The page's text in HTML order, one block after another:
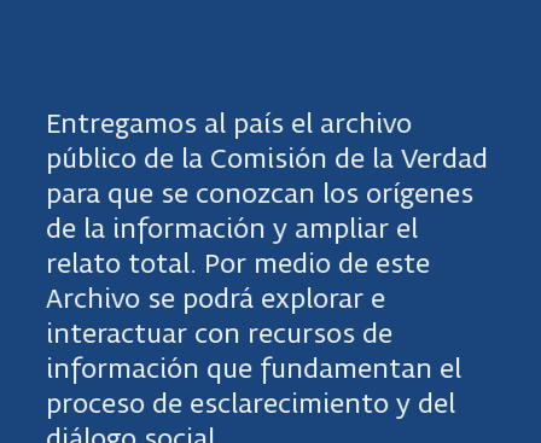
Entregamos al país el archivo
público de la Comisión de la Verdad
para que se conozcan los orígenes
de la información y ampliar el
relato total. Por medio de este
Archivo se podrá explorar e
interactuar con recursos de
información que fundamentan el
proceso de esclarecimiento y del